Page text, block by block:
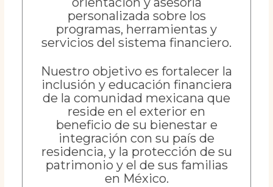
personalizada sobre los
programas, herramientas y
servicios del sistema financiero.
Nuestro objetivo es fortalecer la
inclusión y educación financiera
de la comunidad mexicana que
reside en el exterior en
beneficio de su bienestar e
integración con su país de
residencia, y la protección de su
patrimonio y el de sus familias
en México.